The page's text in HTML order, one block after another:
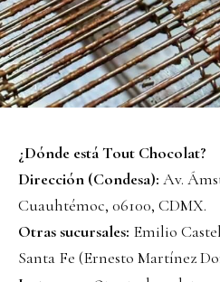
¿Dónde está Tout Chocolat?
Dirección (Condesa): Av.
Cuauhtémoc, 06100, CDMX.
Otras sucursales: Emilio
Santa Fe (Ernesto Martínez